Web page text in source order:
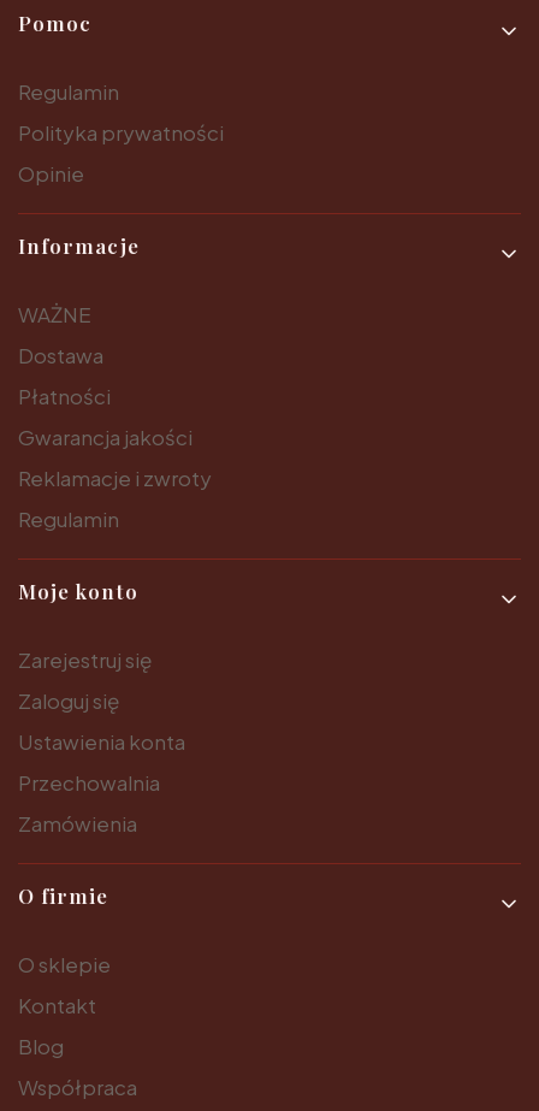
Linki w stopce
Pomoc
Regulamin
Polityka prywatności
Opinie
Informacje
WAŻNE
Dostawa
Płatności
Gwarancja jakości
Reklamacje i zwroty
Regulamin
Moje konto
Zarejestruj się
Zaloguj się
Ustawienia konta
Przechowalnia
Zamówienia
O firmie
O sklepie
Kontakt
Blog
Współpraca